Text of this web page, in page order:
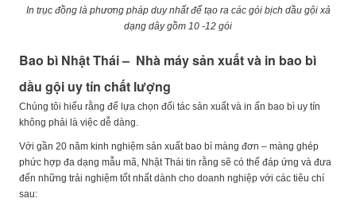
In trục đồng là phương pháp duy nhất để tạo ra các gói bịch dầu gội xả
dạng dây gồm 10 -12 gói
Bao bì Nhật Thái – Nhà máy sản xuất và in bao bì
dầu gội uy tín chất lượng
Chúng tôi hiểu rằng để lựa chọn đối tác sản xuất và in ấn bao bì uy tín
không phải là việc dễ dàng.
Với gần 20 năm kinh nghiệm sản xuất bao bì màng đơn – màng ghép
phức hợp đa dạng mẫu mã, Nhật Thái tin rằng sẽ có thể đáp ứng và đưa
đến những trải nghiệm tốt nhất dành cho doanh nghiệp với các tiêu chí
sau: